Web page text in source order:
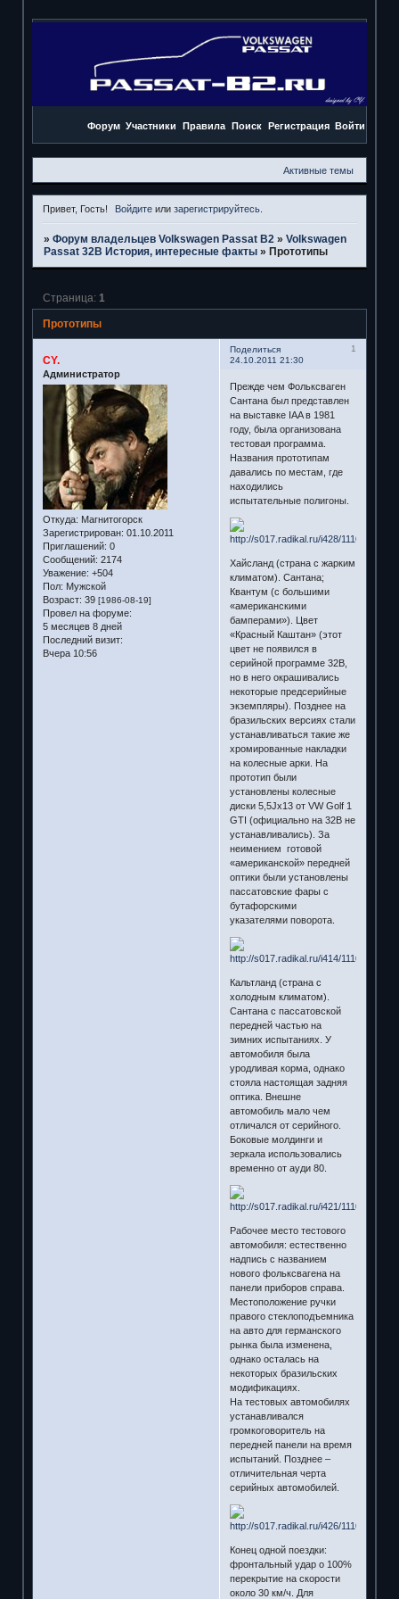
Форум Участники Правила Поиск Регистрация Войти
Активные темы
Привет, Гость! Войдите илизарегистрируйтесь
» Форум владельцев Volkswagen Passat B2 » Volkswagen
Passat 32B История, интересные факты » Прототипы
Прототипы
Страница: 1
Поделиться
1
24.10.2011 21:30
CY.
Администратор
Откуда: Магнитогорск
Зарегистрирован: 01.10.2011
Приглашений: 0
Сообщений: 2174
Уважение: +504
Пол: Мужской
Возраст: 39 [1986-08-19]
Провел на форуме:
5 месяцев 8 дней
Последний визит:
Вчера 10:56
Прежде чем Фольксваген
Сантана был представлен
на выставке IAA в 1981
году, была организована
тестовая программа.
Названия прототипам
давались по местам, где
находились
испытательные полигоны.
Хайсланд (страна с жарким
климатом). Сантана;
Квантум (с большими
«американскими
бамперами»). Цвет
«Красный Каштан» (этот
цвет не появился в
серийной программе 32В,
но в него окрашивались
некоторые предсерийные
экземпляры). Позднее на
бразильских версиях стали
устанавливаться такие же
хромированные накладки
на колесные арки. На
прототип были
установлены колесные
диски 5,5Jх13 от VW Golf 1
GTI (официально на 32В не
устанавливались). За
неимением готовой
«американской» передней
оптики были установлены
пассатовские фары с
бутафорскими
указателями поворота.
Кальтланд (страна с
холодным климатом).
Сантана с пассатовской
передней частью на
зимних испытаниях. У
автомобиля была
уродливая корма, однако
стояла настоящая задняя
оптика. Внешне
автомобиль мало чем
отличался от серийного.
Боковые молдинги и
зеркала использовались
временно от ауди 80.
Рабочее место тестового
автомобиля: естественно
надпись с названием
нового фольксвагена на
панели приборов справа.
Местоположение ручки
правого стеклоподъемника
на авто для германского
рынка была изменена,
однако осталась на
некоторых бразильских
модификациях.
На тестовых автомобилях
устанавливался
громкоговоритель на
передней панели на время
испытаний. Позднее –
отличительная черта
серийных автомобилей.
Конец одной поездки:
фронтальный удар о 100%
перекрытие на скорости
около 30 км/ч. Для